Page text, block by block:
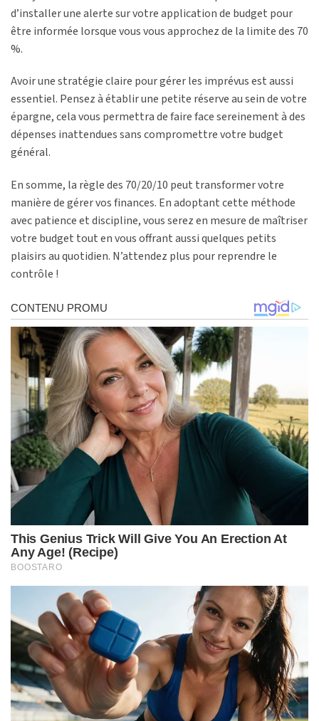
d’installer une alerte sur votre application de budget pour
être informée lorsque vous vous approchez de la limite des 70
%.
Avoir une stratégie claire pour gérer les imprévus est aussi
essentiel. Pensez à établir une petite réserve au sein de votre
épargne, cela vous permettra de faire face sereinement à des
dépenses inattendues sans compromettre votre budget
général.
En somme, la règle des 70/20/10 peut transformer votre
manière de gérer vos finances. En adoptant cette méthode
avec patience et discipline, vous serez en mesure de maîtriser
votre budget tout en vous offrant aussi quelques petits
plaisirs au quotidien. N’attendez plus pour reprendre le
contrôle !